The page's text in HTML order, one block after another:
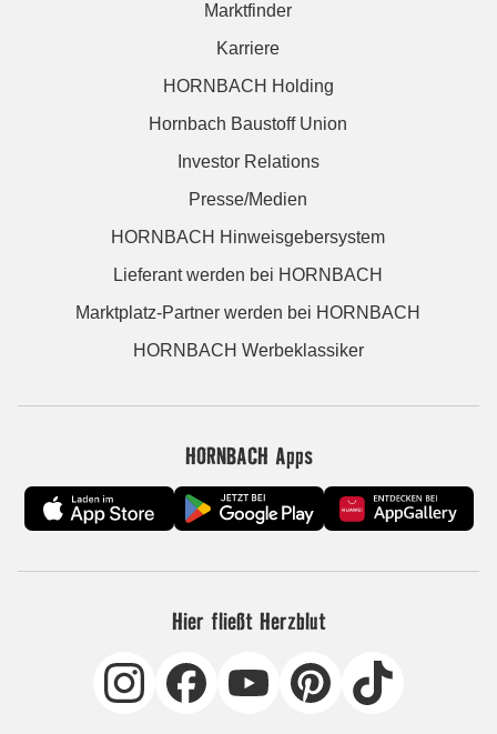
Marktfinder
Karriere
HORNBACH Holding
Hornbach Baustoff Union
Investor Relations
Presse/Medien
HORNBACH Hinweisgebersystem
Lieferant werden bei HORNBACH
Marktplatz-Partner werden bei HORNBACH
HORNBACH Werbeklassiker
HORNBACH Apps
Hier fließt Herzblut